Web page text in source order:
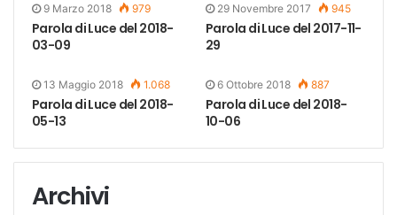
9 Marzo 2018 979
Parola di Luce del 2018-
03-09
29 Novembre 2017 945
Parola di Luce del 2017-11-
29
13 Maggio 2018 1.068
Parola di Luce del 2018-
05-13
6 Ottobre 2018 887
Parola di Luce del 2018-
10-06
Archivi